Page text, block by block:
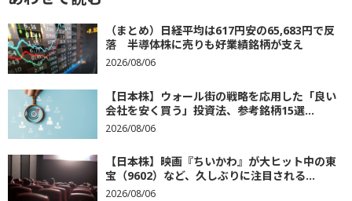
（まとめ）日経平均は617円安の65,683円で反
落 半導体株に売りも好業績銘柄が支え
2026/08/06
【日本株】ウォール街の戦略を応用した「良い
会社を安く買う」投資法、参考銘柄15選...
2026/08/06
【日本株】映画『ちいかわ』が大ヒット中の東
宝（9602）など、久しぶりに注目される...
2026/08/06